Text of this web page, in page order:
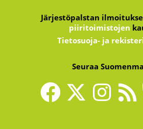
Järjestöpalstan
piiritoimistojen
Tietosuoja- ja
Seuraa